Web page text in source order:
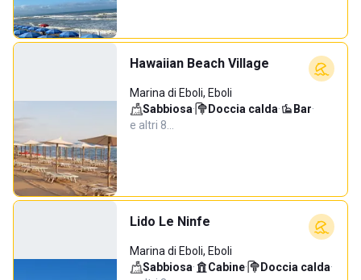
Hawaiian Beach Village
Marina di Eboli, Eboli
Sabbiosa· Doccia calda· Bar·
e altri 8…
Lido Le Ninfe
Marina di Eboli, Eboli
Sabbiosa· Cabine· Doccia calda·